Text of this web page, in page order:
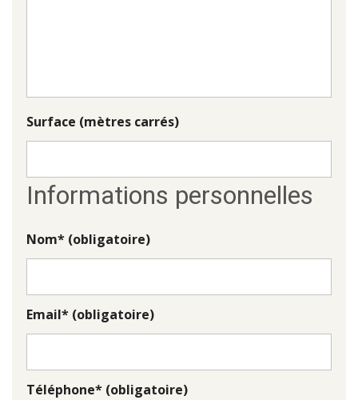
Surface (mètres carrés)
Informations personnelles
Nom* (obligatoire)
Email* (obligatoire)
Téléphone* (obligatoire)